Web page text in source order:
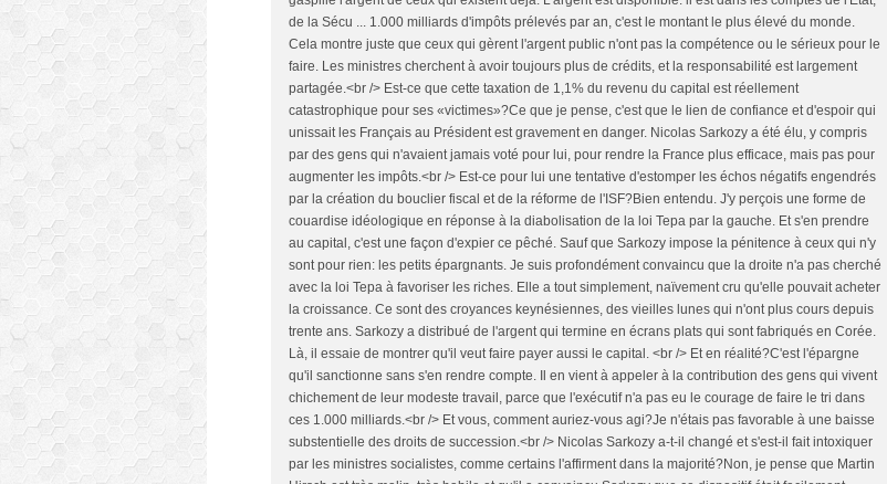
de la Sécu ... 1.000 milliards d'impôts prélevés par an, c'est le montant le plus élevé du monde.
Cela montre juste que ceux qui gèrent l'argent public n'ont pas la compétence ou le sérieux pour le
faire. Les ministres cherchent à avoir toujours plus de crédits, et la responsabilité est largement
partagée.<br /> Est-ce que cette taxation de 1,1% du revenu du capital est réellement
catastrophique pour ses «victimes»?Ce que je pense, c'est que le lien de confiance et d'espoir qui
unissait les Français au Président est gravement en danger. Nicolas Sarkozy a été élu, y compris
par des gens qui n'avaient jamais voté pour lui, pour rendre la France plus efficace, mais pas pour
augmenter les impôts.<br /> Est-ce pour lui une tentative d'estomper les échos négatifs engendrés
par la création du bouclier fiscal et de la réforme de l'ISF?Bien entendu. J'y perçois une forme de
couardise idéologique en réponse à la diabolisation de la loi Tepa par la gauche. Et s'en prendre
au capital, c'est une façon d'expier ce pêché. Sauf que Sarkozy impose la pénitence à ceux qui n'y
sont pour rien: les petits épargnants. Je suis profondément convaincu que la droite n'a pas cherché
avec la loi Tepa à favoriser les riches. Elle a tout simplement, naïvement cru qu'elle pouvait acheter
la croissance. Ce sont des croyances keynésiennes, des vieilles lunes qui n'ont plus cours depuis
trente ans. Sarkozy a distribué de l'argent qui termine en écrans plats qui sont fabriqués en Corée.
Là, il essaie de montrer qu'il veut faire payer aussi le capital. <br /> Et en réalité?C'est l'épargne
qu'il sanctionne sans s'en rendre compte. Il en vient à appeler à la contribution des gens qui vivent
chichement de leur modeste travail, parce que l'exécutif n'a pas eu le courage de faire le tri dans
ces 1.000 milliards.<br /> Et vous, comment auriez-vous agi?Je n'étais pas favorable à une baisse
substentielle des droits de succession.<br /> Nicolas Sarkozy a-t-il changé et s'est-il fait intoxiquer
par les ministres socialistes, comme certains l'affirment dans la majorité?Non, je pense que Martin